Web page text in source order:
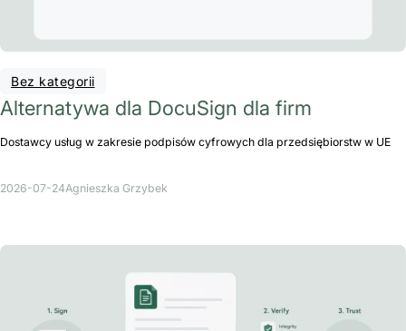
Bez kategorii
Alternatywa dla DocuSign dla firm
Dostawcy usług w zakresie podpisów cyfrowych dla przedsiębiorstw w UE
2026-07-24Agnieszka Grzybek